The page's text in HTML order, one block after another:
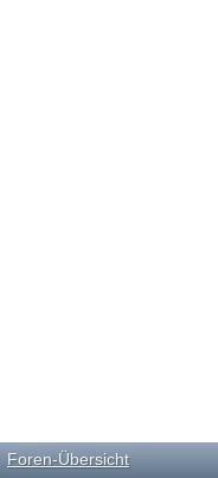
Foren-Übersicht